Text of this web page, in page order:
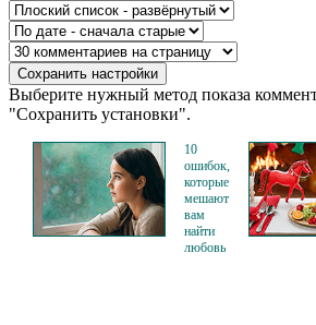
Выберите нужный метод показа
"Сохранить установки".
10
ошибок,
которые
мешают
вам
найти
любовь